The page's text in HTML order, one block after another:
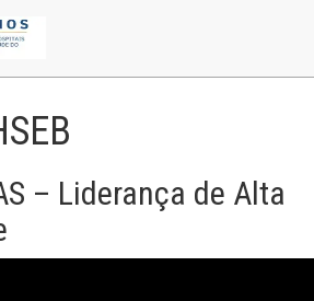
– Liderança de Alta